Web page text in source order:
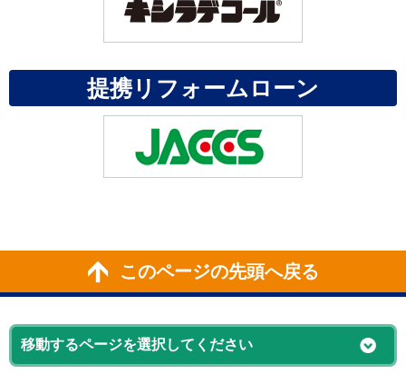
提携リフォームローン
このページの先頭へ戻る